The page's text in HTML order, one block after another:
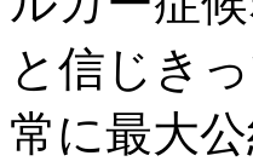
と信じき
常に最大